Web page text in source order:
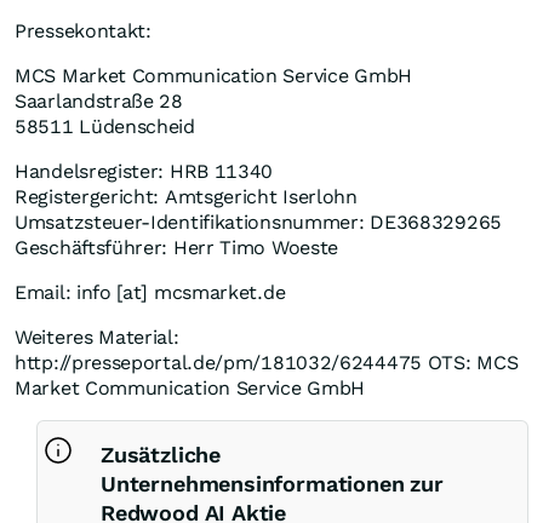
Pressekontakt:
MCS Market Communication Service GmbH
Saarlandstraße 28
58511 Lüdenscheid
Handelsregister: HRB 11340
Registergericht: Amtsgericht Iserlohn
Umsatzsteuer-Identifikationsnummer: DE368329265
Geschäftsführer: Herr Timo Woeste
Email: info [at] mcsmarket.de
Weiteres Material:
http://presseportal.de/pm/181032/6244475 OTS: MCS
Market Communication Service GmbH
Zusätzliche
Unternehmensinformationen zur
Redwood AI Aktie